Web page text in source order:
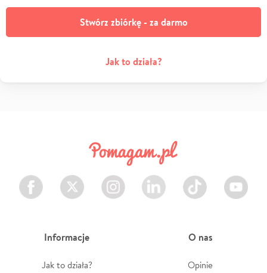
Stwórz zbiórkę - za darmo
Jak to działa?
Facebook Twitter Instagram LinkedIn TikTok Youtube
Informacje
Jak to działa?
O nas
Opinie